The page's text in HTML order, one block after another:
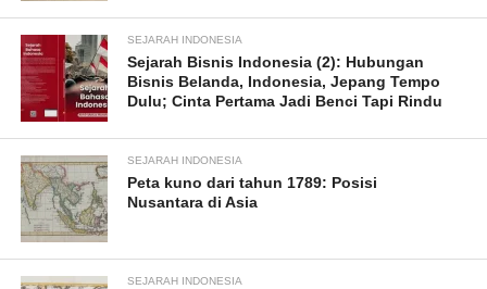
SEJARAH INDONESIA
Sejarah Bisnis Indonesia (2): Hubungan
Bisnis Belanda, Indonesia, Jepang Tempo
Dulu; Cinta Pertama Jadi Benci Tapi Rindu
SEJARAH INDONESIA
Peta kuno dari tahun 1789: Posisi
Nusantara di Asia
SEJARAH INDONESIA